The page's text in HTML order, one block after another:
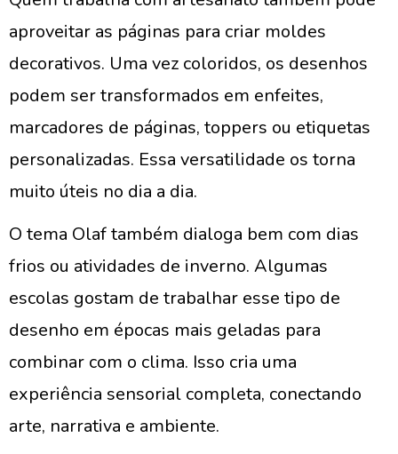
aproveitar as páginas para criar moldes
decorativos. Uma vez coloridos, os desenhos
podem ser transformados em enfeites,
marcadores de páginas, toppers ou etiquetas
personalizadas. Essa versatilidade os torna
muito úteis no dia a dia.
O tema Olaf também dialoga bem com dias
frios ou atividades de inverno. Algumas
escolas gostam de trabalhar esse tipo de
desenho em épocas mais geladas para
combinar com o clima. Isso cria uma
experiência sensorial completa, conectando
arte, narrativa e ambiente.